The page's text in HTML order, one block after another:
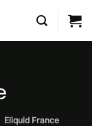
Eliquid France